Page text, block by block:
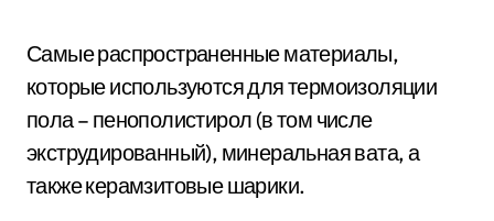
Самые распространенные материалы,
которые используются для термоизоляции
пола – пенополистирол (в том числе
экструдированный), минеральная вата, а
также керамзитовые шарики.